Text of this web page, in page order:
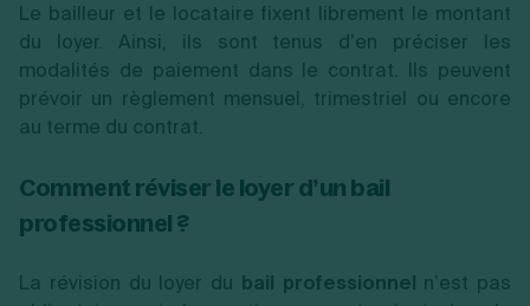
Le bailleur et le locataire fixent librement le montant
du loyer. Ainsi, ils sont tenus d’en préciser les
modalités de paiement dans le contrat. Ils peuvent
prévoir un règlement mensuel, trimestriel ou encore
au terme du contrat.
Comment réviser le loyer d’un bail
professionnel ?
La révision du loyer du bail professionnel n’est pas